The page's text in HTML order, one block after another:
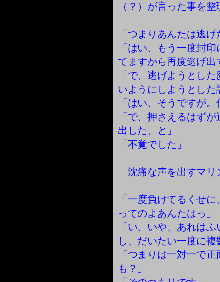
（？）が言った事を
「つまりあんたは逃
「はい、もう一度封
てますから再度逃げ
「で、逃げようとし
いようにしようとし
「はい、そうですが
「で、押さえるはず
出した、と」
「不覚でした」
沈痛な声を出すマリ
「一度負けてるくせ
ってのよあんたはっ」
「い、いや、あれは
し、だいたい一度に
「つまりは一対一で
も？」